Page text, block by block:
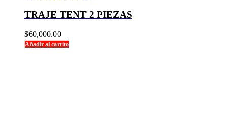
TRAJE TENT 2 PIEZAS
$60,000.00
Añadir al carrito